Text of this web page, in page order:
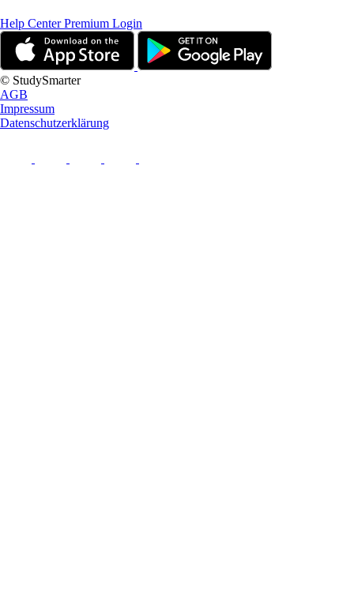
Help CenterPremium Login
© StudySmarter
AGB
Impressum
Datenschutzerklärung